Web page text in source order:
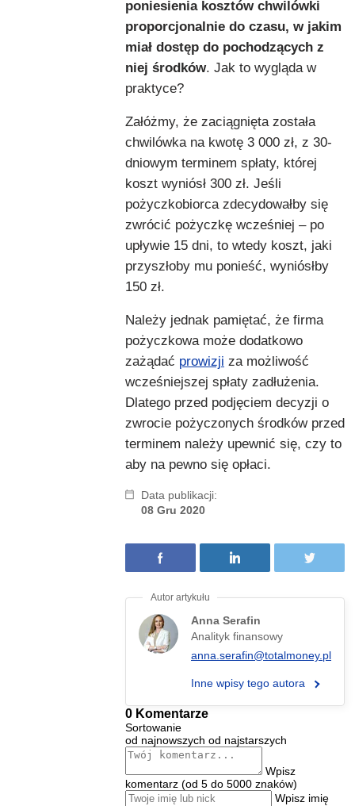
poniesienia kosztów chwilówki
proporcjonalnie do czasu, w jakim
miał dostęp do pochodzących z
niej środków. Jak to wygląda w
praktyce?
Załóżmy, że zaciągnięta została
chwilówka na kwotę 3 000 zł, z 30-
dniowym terminem spłaty, której
koszt wyniósł 300 zł. Jeśli
pożyczkobiorca zdecydowałby się
zwrócić pożyczkę wcześniej – po
upływie 15 dni, to wtedy koszt, jaki
przyszłoby mu ponieść, wyniósłby
150 zł.
Należy jednak pamiętać, że firma
pożyczkowa może dodatkowo
zażądać prowizji za możliwość
wcześniejszej spłaty zadłużenia.
Dlatego przed podjęciem decyzji o
zwrocie pożyczonych środków przed
terminem należy upewnić się, czy to
aby na pewno się opłaci.
Data publikacji:
08 Gru 2020
Anna Serafin
Analityk finansowy
anna.serafin@totalmoney.pl
Inne wpisy tego autora
0 Komentarze
Sortowanie
od najnowszych od najstarszych
Wpisz
komentarz (od 5 do 5000 znaków)
Wpisz imię